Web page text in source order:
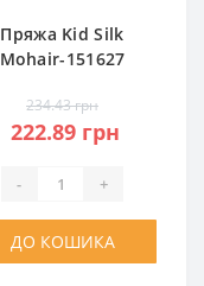
Пряжа Kid Silk
Mohair-151627
234.43 грн
222.89 грн
- +
ДО КОШИКА